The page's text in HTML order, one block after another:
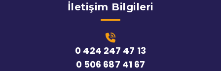
İletişim Bilgileri
0 424 247 47 13
0 506 687 41 67